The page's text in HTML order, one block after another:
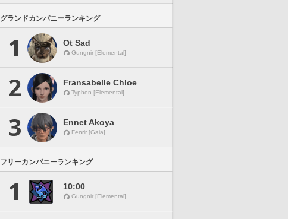
グランドカンパニーランキング
1 Ot Sad
Gungnir [Elemental]
2 Fransabelle Chloe
Typhon [Elemental]
3 Ennet Akoya
Fenrir [Gaia]
フリーカンパニーランキング
1 10:00
Gungnir [Elemental]